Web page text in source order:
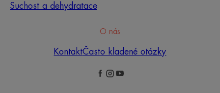
Suchost a dehydratace
O nás
KontaktČasto kladené otázky